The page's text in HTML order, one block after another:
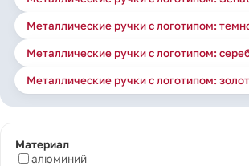
Металлические ручки с логотипом:
Металлические ручки с логотипом:
Металлические ручки с логотипом:
Материал
алюминий